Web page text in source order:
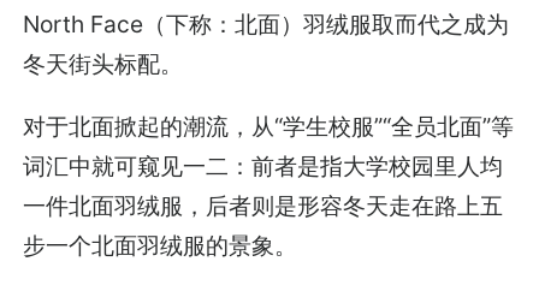
North Face（下称：北面）羽绒服取而代之成为
冬天街头标配。
对于北面掀起的潮流，从“学生校服”“全员北面”等
词汇中就可窥见一二：前者是指大学校园里人均
一件北面羽绒服，后者则是形容冬天走在路上五
步一个北面羽绒服的景象。